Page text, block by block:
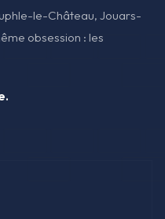
le-Château, Jouars-
obsession : les